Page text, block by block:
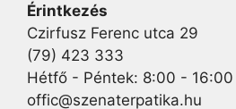
Érintkezés
Czirfusz Ferenc utca 29
(79) 423 333
Hétfő - Péntek: 8:00 - 16:00
offic@szenaterpatika.hu